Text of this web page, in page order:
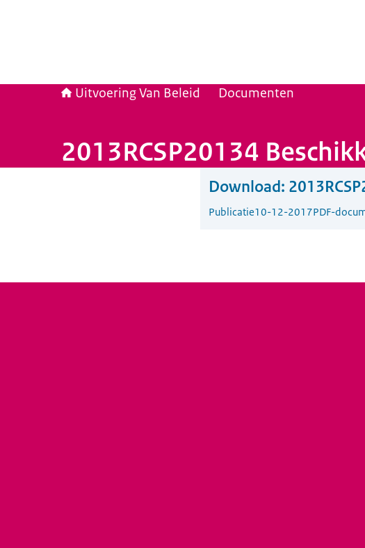
Uitvoering Van Beleid Documenten
2013RCSP20134
Download:
Publicatie10-12-2017PDF-